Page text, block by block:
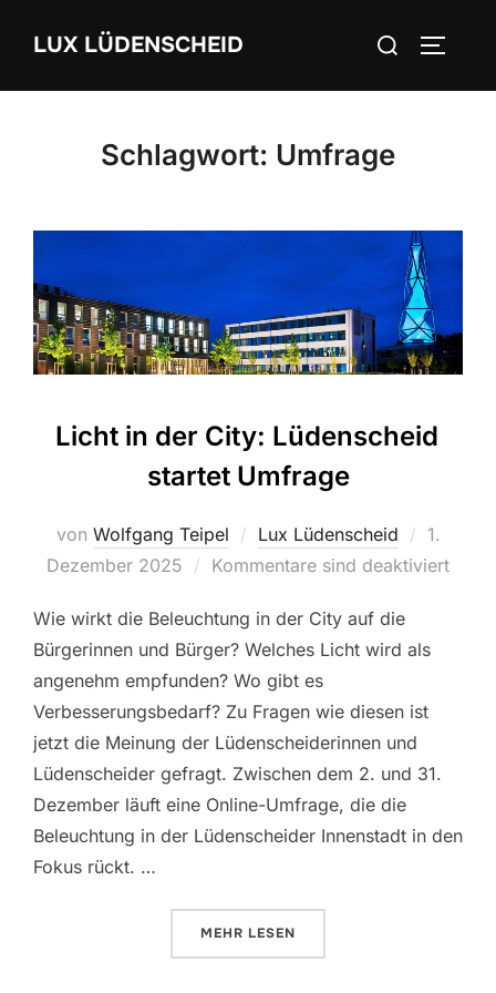
InhaltLUX LÜDENSCHEID
Suchen
Schlagwort: Umfrage
Licht in der City: Lüdenscheid
startet Umfrage
von Wolfgang Teipel Lux Lüdenscheid
am
1.
Dezember 2025
Kommentare sind deaktiviert
Wie wirkt die Beleuchtung in der City auf die
Bürgerinnen und Bürger? Welches Licht wird als
angenehm empfunden? Wo gibt es
Verbesserungsbedarf? Zu Fragen wie diesen ist
jetzt die Meinung der Lüdenscheiderinnen und
Lüdenscheider gefragt. Zwischen dem 2. und 31.
Dezember läuft eine Online-Umfrage, die die
Beleuchtung in der Lüdenscheider Innenstadt in den
Fokus rückt. …
MEHR ÜBER „LICHT IN DER CITY:
LESEN